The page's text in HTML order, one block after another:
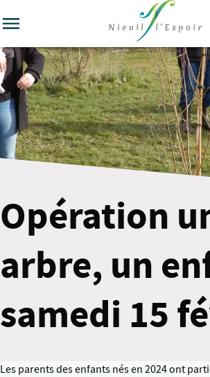
Opération
arbre, un
samedi 15
Les parents des enfants nés en 2024 ont